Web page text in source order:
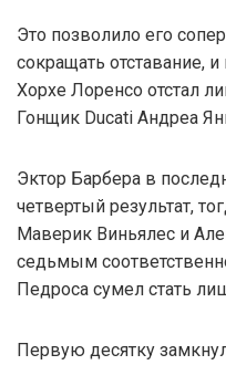
Это позволило его
сокращать отставание,
Хорхе Лоренсо отстал
Гонщик Ducati Андреа
Эктор Барбера в
четвертый результат,
Маверик Виньялес и
седьмым
Педроса сумел стать
Первую десятку